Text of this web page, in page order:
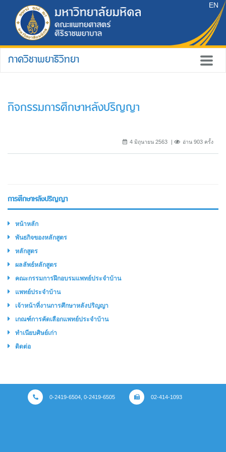
EN
ภาควิชาพยาธิวิทยา
กิจกรรมการศึกษาหลังปริญญา
4 มิถุนายน 2563 อ่าน 903 ครั้ง
การศึกษาหลังปริญญา
หน้าหลัก
พันธกิจของหลักสูตร
หลักสูตร
ผลลัพธ์หลักสูตร
คณะกรรมการฝึกอบรมแพทย์ประจำบ้าน
แพทย์ประจำบ้าน
เจ้าหน้าที่งานการศึกษาหลังปริญญา
เกณฑ์การคัดเลือกแพทย์ประจำบ้าน
ทำเนียบศิษย์เก่า
ติดต่อ
0-2419-6504, 0-2419-6505 02-414-1093